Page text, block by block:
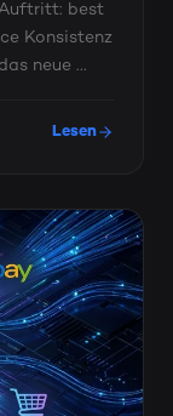
best
Konsistenz
neue ...
Lesen